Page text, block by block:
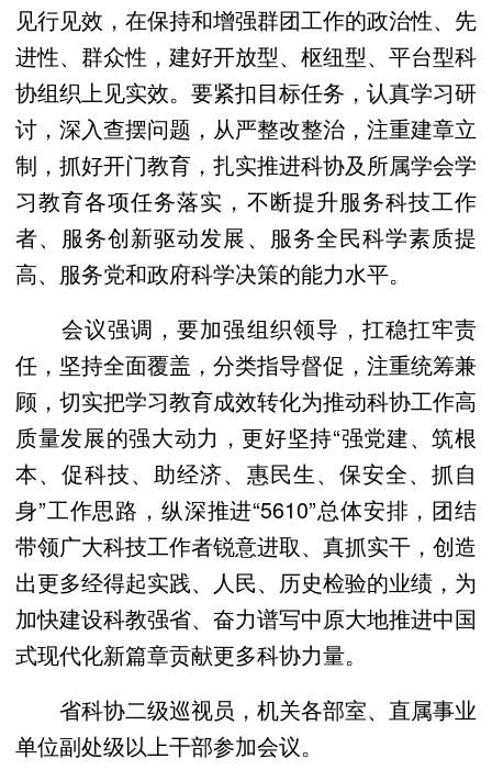
见行见效，在保持和增强群团工作的政治性、先
进性、群众性，建好开放型、枢纽型、平台型科
协组织上见实效。要紧扣目标任务，认真学习研
讨，深入查摆问题，从严整改整治，注重建章立
制，抓好开门教育，扎实推进科协及所属学会学
习教育各项任务落实，不断提升服务科技工作
者、服务创新驱动发展、服务全民科学素质提
高、服务党和政府科学决策的能力水平。
会议强调，要加强组织领导，扛稳扛牢责
任，坚持全面覆盖，分类指导督促，注重统筹兼
顾，切实把学习教育成效转化为推动科协工作高
质量发展的强大动力，更好坚持“强党建、筑根
本、促科技、助经济、惠民生、保安全、抓自
身”工作思路，纵深推进“5610”总体安排，团结
带领广大科技工作者锐意进取、真抓实干，创造
出更多经得起实践、人民、历史检验的业绩，为
加快建设科教强省、奋力谱写中原大地推进中国
式现代化新篇章贡献更多科协力量。
省科协二级巡视员，机关各部室、直属事业
单位副处级以上干部参加会议。